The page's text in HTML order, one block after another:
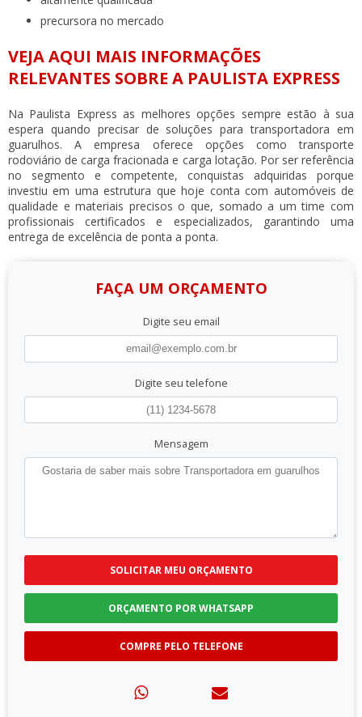
precursora no mercado
VEJA AQUI MAIS INFORMAÇÕES
RELEVANTES SOBRE A PAULISTA EXPRESS
Na Paulista Express as melhores opções sempre estão à sua
espera quando precisar de soluções paratransportadora em
guarulhos. A empresa oferece opções como transporte
rodoviário de carga fracionada e carga lotação. Por ser referência
no segmento e competente, conquistas adquiridas porque
investiu em uma estrutura que hoje conta com automóveis de
qualidade e materiais precisos o que, somado a um time com
profissionais certificados e especializados, garantindo uma
entrega de excelência de ponta a ponta.
FAÇA UM ORÇAMENTO
Digite seu email
Digite seu telefone
Mensagem
SOLICITAR MEU ORÇAMENTO
ORÇAMENTO POR WHATSAPP
COMPRE PELO TELEFONE